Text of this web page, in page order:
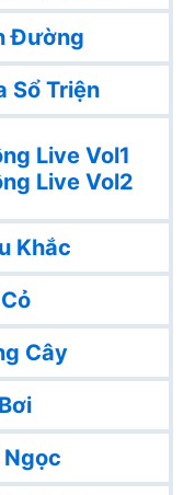
Đường
Sổ Triện
Live Vol1
Live Vol2
Khắc
Cây
Ngọc